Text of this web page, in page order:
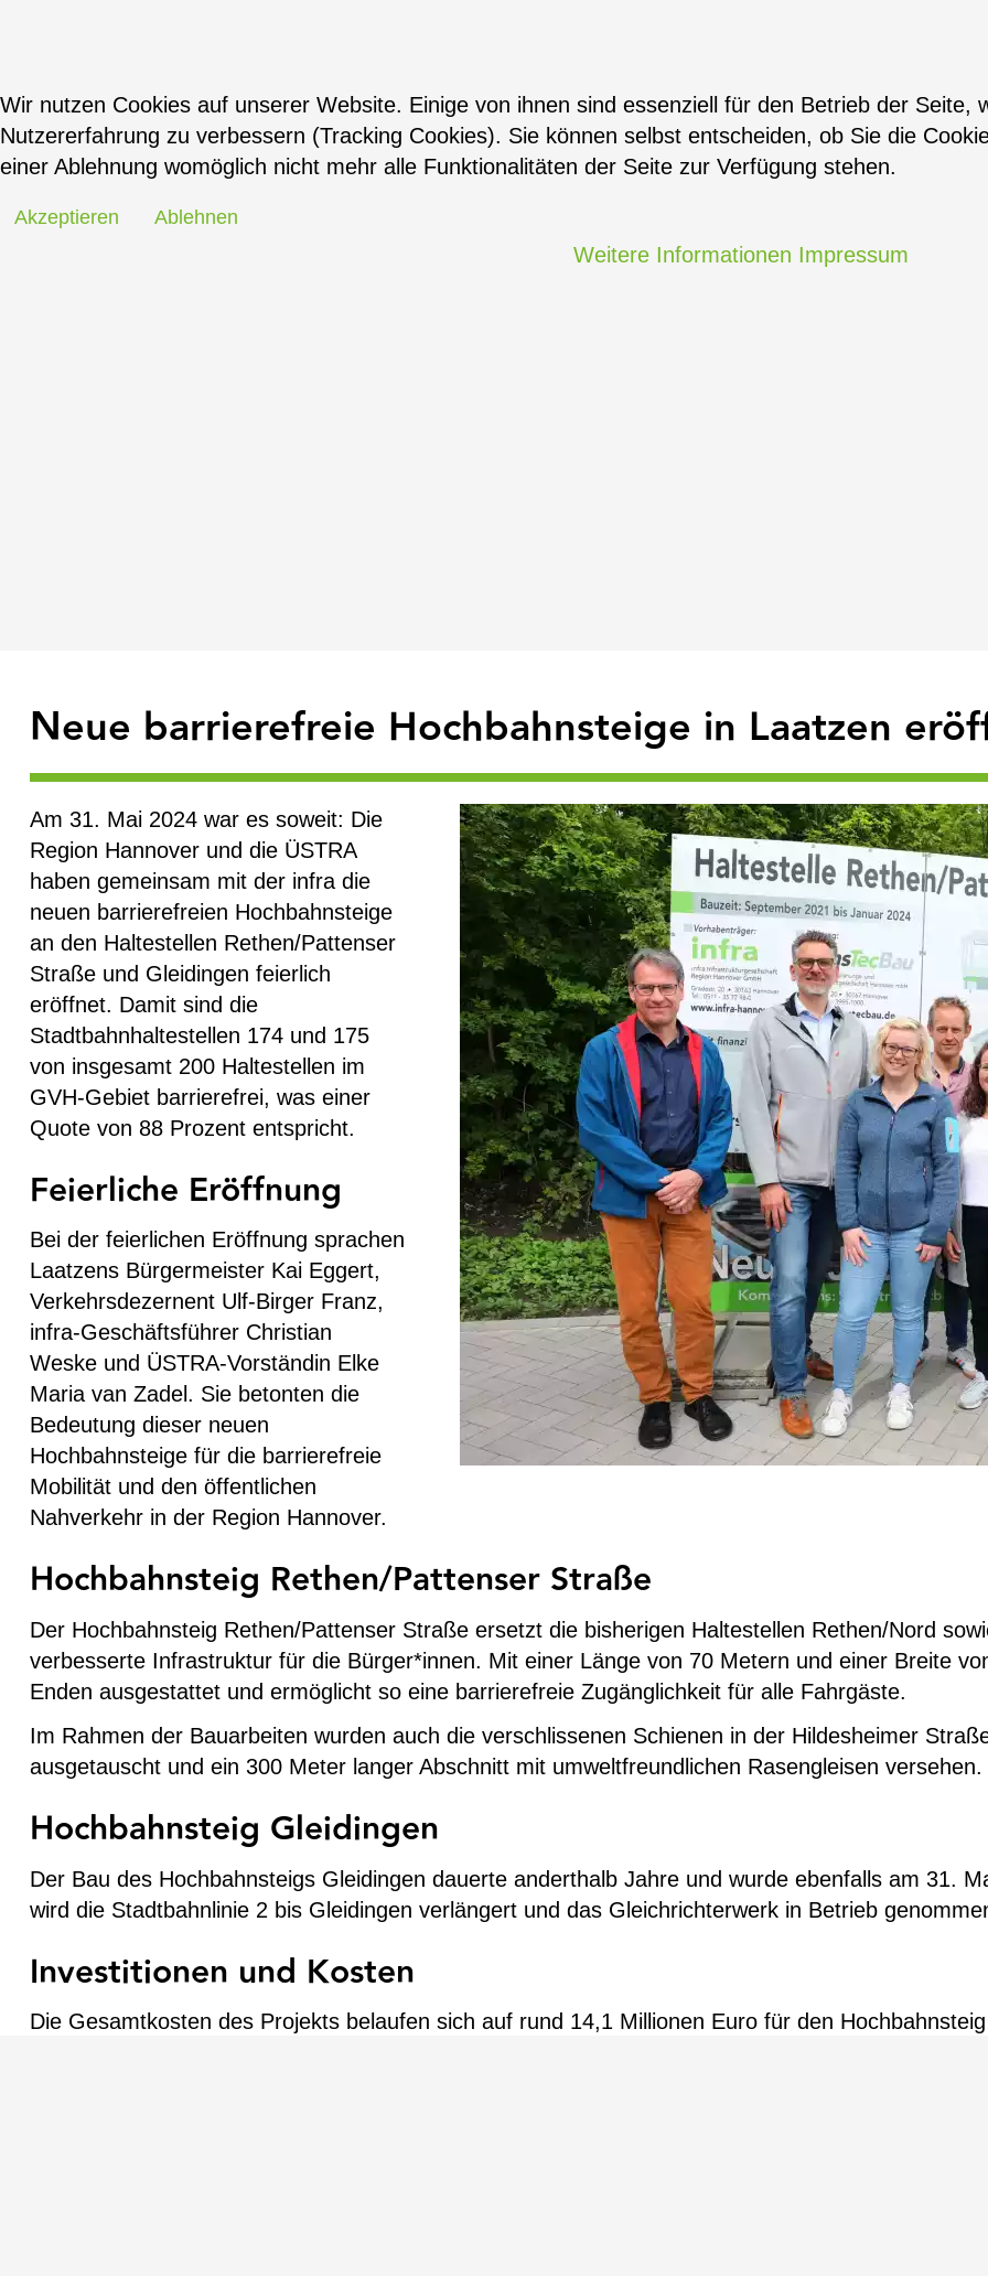
Neue barrierefreie Hochbahnsteige in Laatzen
Am 31. Mai 2024 war es soweit: Die
Region Hannover und die ÜSTRA
haben gemeinsam mit der infra die
neuen barrierefreien Hochbahnsteige
an den Haltestellen Rethen/Pattenser
Straße und Gleidingen feierlich
eröffnet. Damit sind die
Stadtbahnhaltestellen 174 und 175
von insgesamt 200 Haltestellen im
GVH-Gebiet barrierefrei, was einer
Quote von 88 Prozent entspricht.
Feierliche Eröffnung
Bei der feierlichen Eröffnung sprachen
Laatzens Bürgermeister Kai Eggert,
Verkehrsdezernent Ulf-Birger Franz,
infra-Geschäftsführer Christian
Weske und ÜSTRA-Vorständin Elke
Maria van Zadel. Sie betonten die
Bedeutung dieser neuen
Hochbahnsteige für die barrierefreie
Mobilität und den öffentlichen
Nahverkehr in der Region Hannover.
Hochbahnsteig Rethen/Pattenser Straße
Der Hochbahnsteig Rethen/Pattenser Straße ersetzt die bisherigen Haltestellen Rethen/Nord
verbesserte Infrastruktur für die Bürger*innen. Mit einer Länge von 70 Metern und einer Breite
Enden ausgestattet und ermöglicht so eine barrierefreie Zugänglichkeit für alle Fahrgäste.
Im Rahmen der Bauarbeiten wurden auch die verschlissenen Schienen in der Hildesheimer
ausgetauscht und ein 300 Meter langer Abschnitt mit umweltfreundlichen Rasengleisen versehen.
Hochbahnsteig Gleidingen
Der Bau des Hochbahnsteigs Gleidingen dauerte anderthalb Jahre und wurde ebenfalls am 31.
wird die Stadtbahnlinie 2 bis Gleidingen verlängert und das Gleichrichterwerk in Betrieb
Investitionen und Kosten
Die Gesamtkosten des Projekts belaufen sich auf rund 14,1 Millionen Euro für den
Wir nutzen Cookies auf unserer Website. Einige von ihnen sind essenziell für den Betrieb der Seite,
Nutzererfahrung zu verbessern (Tracking Cookies). Sie können selbst entscheiden, ob Sie die
einer Ablehnung womöglich nicht mehr alle Funktionalitäten der Seite zur Verfügung stehen.
Akzeptieren Ablehnen
Weitere Informationen Impressum